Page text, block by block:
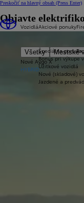
Preskočiť na hlavný obsah (Press Enter)
Vozidlá
Všetky Mestské
Nové Aygo X
HYBRID
Akciové ponuky
Špeciálna ponuka
Bonus pri výkupe
Úžitkové vozidlá
Nové (skladové)
Jazdené a
Objavte